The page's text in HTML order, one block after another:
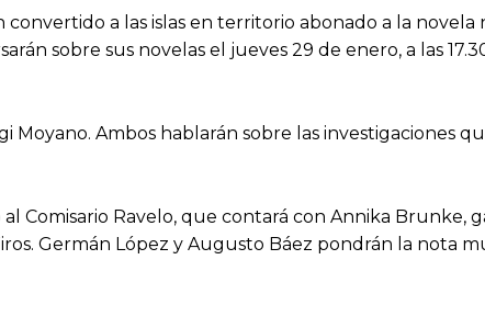
a las islas en territorio abonado a la novela
sobre sus novelas el jueves 29 de enero, a las
Moyano. Ambos hablarán sobre las investigaciones
Comisario Ravelo, que contará con Annika Brunke,
Germán López y Augusto Báez pondrán la nota